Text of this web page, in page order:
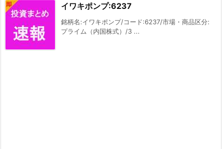
イワキポンプ:6237
銘柄名:イワキポンプ/コード:6237/市場・商品区分:
プライム（内国株式）/3 ...